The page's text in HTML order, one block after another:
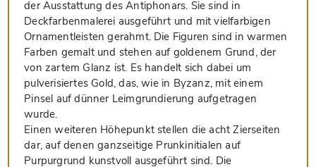
der Ausstattung des Antiphonars. Sie sind in
Deckfarbenmalerei ausgeführt und mit vielfarbigen
Ornamentleisten gerahmt. Die Figuren sind in warmen
Farben gemalt und stehen auf goldenem Grund, der
von zartem Glanz ist. Es handelt sich dabei um
pulverisiertes Gold, das, wie in Byzanz, mit einem
Pinsel auf dünner Leimgrundierung aufgetragen
wurde.
Einen weiteren Höhepunkt stellen die acht Zierseiten
dar, auf denen ganzseitige Prunkinitialen auf
Purpurgrund kunstvoll ausgeführt sind. Die